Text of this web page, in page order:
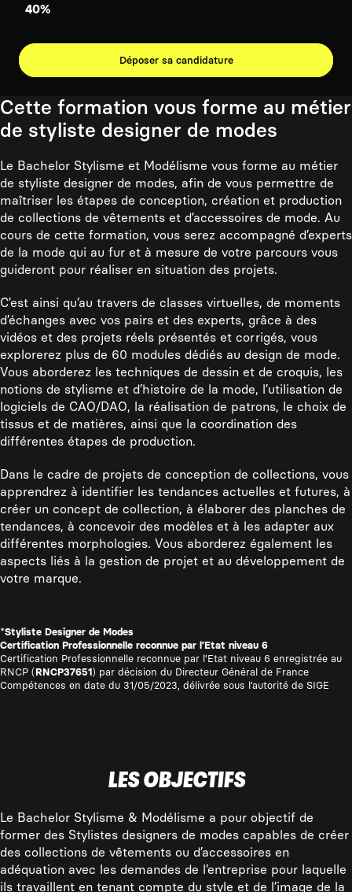
40%
Déposer sa candidature
Cette formation vous forme au métier
de styliste designer de modes
Le Bachelor Stylisme et Modélisme vous forme au métier
de styliste designer de modes, afin de vous permettre de
maîtriser les étapes de conception, création et production
de collections de vêtements et d’accessoires de mode. Au
cours de cette formation, vous serez accompagné d’experts
de la mode qui au fur et à mesure de votre parcours vous
guideront pour réaliser en situation des projets.
C’est ainsi qu’au travers de classes virtuelles, de moments
d’échanges avec vos pairs et des experts, grâce à des
vidéos et des projets réels présentés et corrigés, vous
explorerez plus de 60 modules dédiés au design de mode.
Vous aborderez les techniques de dessin et de croquis, les
notions de stylisme et d’histoire de la mode, l’utilisation de
logiciels de CAO/DAO, la réalisation de patrons, le choix de
tissus et de matières, ainsi que la coordination des
différentes étapes de production.
Dans le cadre de projets de conception de collections, vous
apprendrez à identifier les tendances actuelles et futures, à
créer un concept de collection, à élaborer des planches de
tendances, à concevoir des modèles et à les adapter aux
différentes morphologies. Vous aborderez également les
aspects liés à la gestion de projet et au développement de
votre marque.
*Styliste Designer de Modes
Certification Professionnelle reconnue par l’Etat niveau 6
Certification Professionnelle reconnue par l’Etat niveau 6 enregistrée au
RNCP (RNCP37651) par décision du Directeur Général de France
Compétences en date du 31/05/2023, délivrée sous l’autorité de SIGE
LES OBJECTIFS
Le Bachelor Stylisme & Modélisme a pour objectif de
former des Stylistes designers de modes capables de créer
des collections de vêtements ou d’accessoires en
adéquation avec les demandes de l’entreprise pour laquelle
ils travaillent en tenant compte du style et de l’image de la